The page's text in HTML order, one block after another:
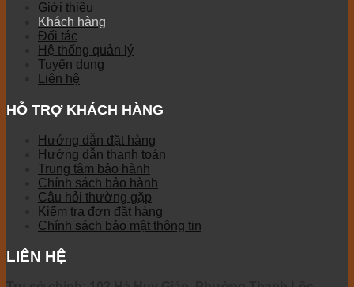
Giới thiệu
Khách hàng
Đối tác
Hệ thống quản lý
Tuyển dụng
Liên hệ
HỖ TRỢ KHÁCH HÀNG
Hướng dẫn đặt hàng
Hướng dẫn thanh toán
Trung tâm bảo hành
Chính sách bảo hành
Câu hỏi thường gặp
Kiểm tra đơn đặt hàng
Chính sách bảo mật thông tin
LIÊN HỆ